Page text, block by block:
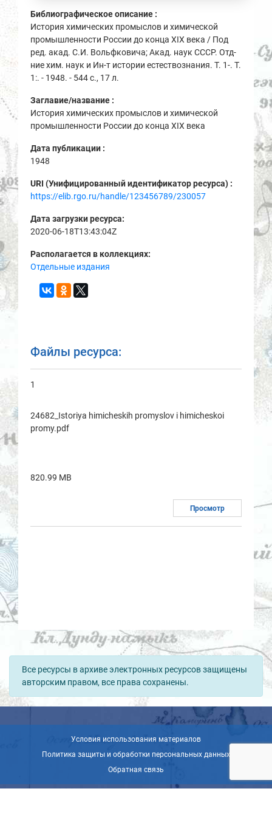
Библиографическое описание :
История химических промыслов и химической
промышленности России до конца XIX века / Под
ред. акад. С.И. Вольфковича; Акад. наук СССР. Отд-
ние хим. наук и Ин-т истории естествознания. Т. 1-. Т.
1:. - 1948. - 544 с., 17 л.
Заглавие/название :
История химических промыслов и химической
промышленности России до конца XIX века
Дата публикации :
1948
URI (Унифицированный идентификатор ресурса) :
https://elib.rgo.ru/handle/123456789/230057
Дата загрузки ресурса:
2020-06-18T13:43:04Z
Располагается в коллекциях:
Отдельные издания
Файлы ресурса:
1
24682_Istoriya himicheskih promyslov i himicheskoi
promy.pdf
820.99 MB
Просмотр
Все ресурсы в архиве электронных ресурсов защищены
авторским правом, все права сохранены.
Условия использования материалов
Политика защиты и обработки персональных данных
Обратная связь